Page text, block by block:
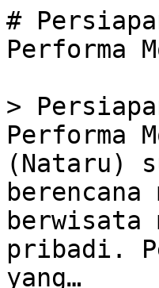
#
Performa
>
Performa
(Nataru)
berwisata
pribadi.
yang…